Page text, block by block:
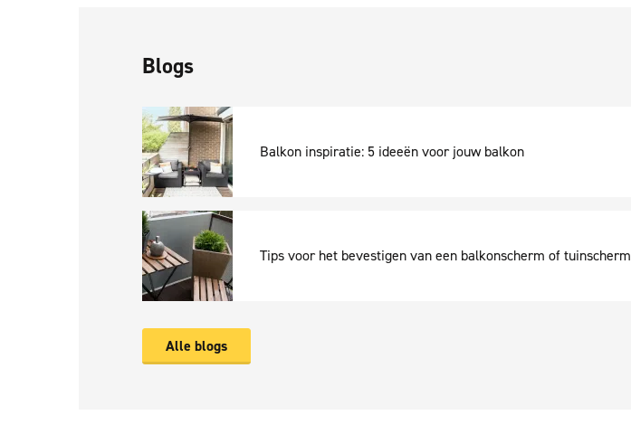
Blogs
Balkon inspiratie: 5 ideeën voor jouw balkon
Tips voor het bevestigen van een balkonscherm of tuinscherm
Alle blogs